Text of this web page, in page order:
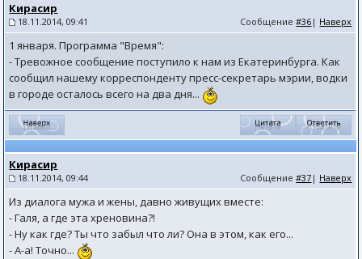
Кирасир
18.11.2014, 09:41 Сообщение#36 | Наверх
1 января. Программа "Время":
- Тревожное сообщение поступило к нам из Екатеринбурга. Как
сообщил нашему корреспонденту пресс-секретарь мэрии, водки
в городе осталось всего на два дня...
Кирасир
18.11.2014, 09:44 Сообщение#37 | Наверх
Из диалога мужа и жены, давно живущих вместе:
- Галя, а где эта хреновина?!
- Ну как где? Ты что забыл что ли? Она в этом, как его...
- А-а! Точно...